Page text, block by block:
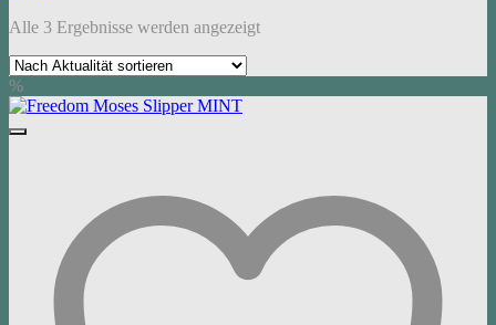
Alle 3 Ergebnisse werden angezeigtNach
%